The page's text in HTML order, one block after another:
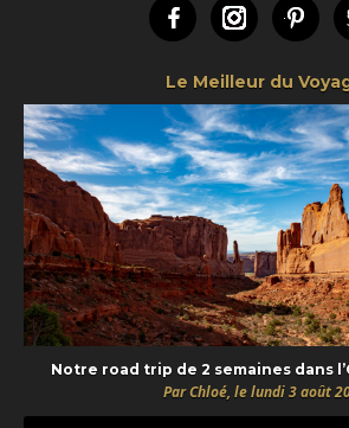
FacebookInstagram
Le Meilleur du
Notre road trip de 2 semaines dans
Par Chloé, le lundi 3 août